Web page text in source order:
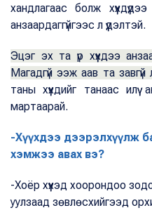
хандлагаас болж
анзаардаггүйгээс л үүдэлтэй.
Эцэг эх та үр хүүхдээ
Магадгүй ээж аав та
таны хүүхдийг танаас илүү
мартаарай.
-Хүүхдээ дээрэлхүүлж
хэмжээ авах вэ?
-Хоёр хүүхэд хоорондоо
уулзаад зөвлөсхийгээд